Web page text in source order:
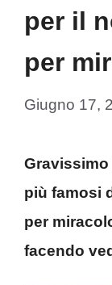
per il
per
Giugno 17,
più famosi
per
facendo